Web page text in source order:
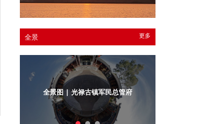
更多
全景
全景图 | 光禄古镇军民总管府